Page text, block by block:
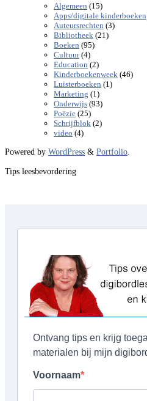
Algemeen (15)
Apps/digitale kinderboeken
Auteursrechten (3)
Bibliotheek (21)
Boeken (95)
Cultuur(4)
Education (2)
Kinderboekenweek (46)
Luisterboeken (1)
Marketing (1)
Onderwijs (93)
Poëzie (25)
Schrijfblok (2)
video (4)
Powered by WordPress & Portfolio.
Tips leesbevordering